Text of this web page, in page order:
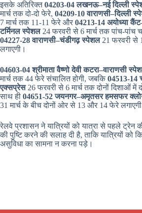
इसके अतिरिक्त04203-04 लखनऊ–नई दिल्ली
मार्च तक दो-दो फेरे, 04209-10 वाराणसी–दिल्ली
7 मार्च तक 11-11 फेरे और 04213-14 अयोध्या
टर्मिनल स्पेशल24 फरवरी से 6 मार्च तक पांच-पांच
04227-28 वाराणसी–चंडीगढ़ स्पेशल21 फरवरी से
लगाएगी।
04603-04 श्रीमाता वैष्णो देवी कटरा–वाराणसी
मार्च तक 44 फेरे संचालित होगी, जबकि 04513-14
एक्सप्रेस26 फरवरी से 6 मार्च तक दोनों दिशाओं में
साथ ही 04651-52 जयनगर–अमृतसर हमसफर
31 मार्च के बीच दोनों ओर से 13 और 14 फेरे
रेलवे प्रशासन ने यात्रियों को यात्रा से पहले ट्रेन
की पुष्टि करने की सलाह दी है, ताकि यात्रियों को
असुविधा का सामना न करना पड़े।